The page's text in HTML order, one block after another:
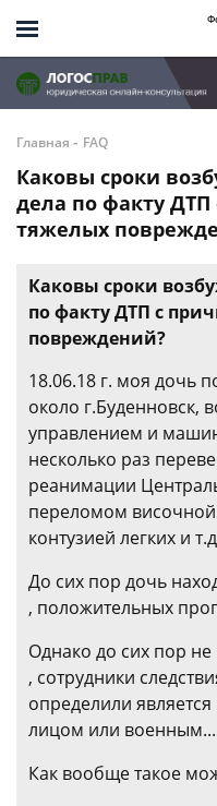
Главная - FAQ
Каковы сроки
дела по факту
тяжелых
Каковы сроки
по факту ДТП с
повреждений?
18.06.18 г. моя дочь
около г.Буденновск,
управлением и
несколько раз
реанимации
переломом височной
контузией легких и
До сих пор дочь
, положительных
Однако до сих пор
, сотрудники
определили
лицом или
Как вообще такое